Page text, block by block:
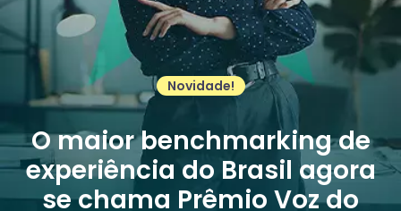
Novidade!
O maior benchmarking de
experiência do Brasil agora
se chama Prêmio Voz do